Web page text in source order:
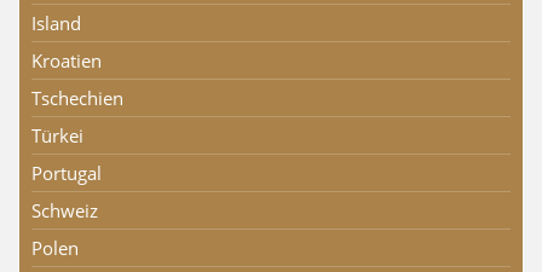
Island
Kroatien
Tschechien
Türkei
Portugal
Schweiz
Polen